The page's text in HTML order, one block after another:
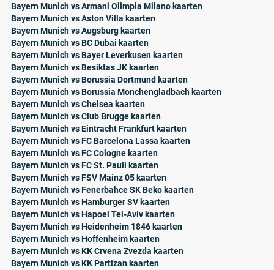
Bayern Munich vs Armani Olimpia Milano kaarten
Bayern Munich vs Aston Villa kaarten
Bayern Munich vs Augsburg kaarten
Bayern Munich vs BC Dubai kaarten
Bayern Munich vs Bayer Leverkusen kaarten
Bayern Munich vs Besiktas JK kaarten
Bayern Munich vs Borussia Dortmund kaarten
Bayern Munich vs Borussia Monchengladbach kaarten
Bayern Munich vs Chelsea kaarten
Bayern Munich vs Club Brugge kaarten
Bayern Munich vs Eintracht Frankfurt kaarten
Bayern Munich vs FC Barcelona Lassa kaarten
Bayern Munich vs FC Cologne kaarten
Bayern Munich vs FC St. Pauli kaarten
Bayern Munich vs FSV Mainz 05 kaarten
Bayern Munich vs Fenerbahce SK Beko kaarten
Bayern Munich vs Hamburger SV kaarten
Bayern Munich vs Hapoel Tel-Aviv kaarten
Bayern Munich vs Heidenheim 1846 kaarten
Bayern Munich vs Hoffenheim kaarten
Bayern Munich vs KK Crvena Zvezda kaarten
Bayern Munich vs KK Partizan kaarten